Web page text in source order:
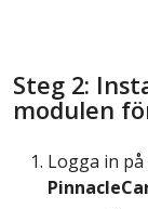
Steg 2:
modulen
Logga in